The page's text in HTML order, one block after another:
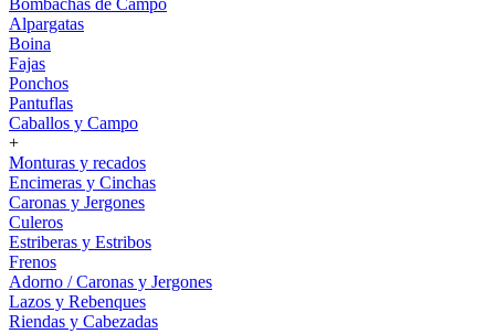
Bombachas de Campo
Alpargatas
Boina
Fajas
Ponchos
Pantuflas
Caballos y Campo
+
Monturas y recados
Encimeras y Cinchas
Caronas y Jergones
Culeros
Estriberas y Estribos
Frenos
Adorno / Caronas y Jergones
Lazos y Rebenques
Riendas y Cabezadas